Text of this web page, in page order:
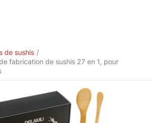
de sushis
fabrication de sushis 27 en 1, pour